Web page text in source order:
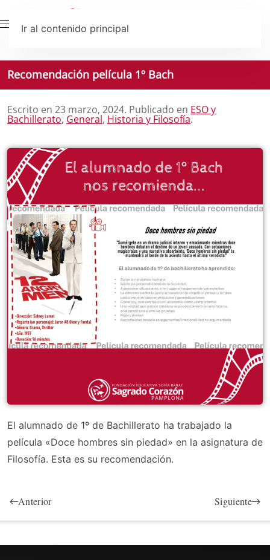
Ir al contenido principal
Recomendación película 1º Bach
Escrito en 23 marzo, 2024. Publicado en ESO y
Bachillerato, General, Historia y Filosofía.
El alumnado de 1º de Bachillerato ha trabajado la
película «Doce hombres sin piedad» en la asignatura de
Filosofía. Esta es su recomendación.
Anterior Siguiente